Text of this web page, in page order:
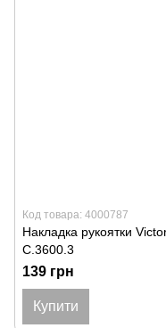
Код товара: 4000787
Накладка рукоятки
C.3600.3
139 грн
Купити